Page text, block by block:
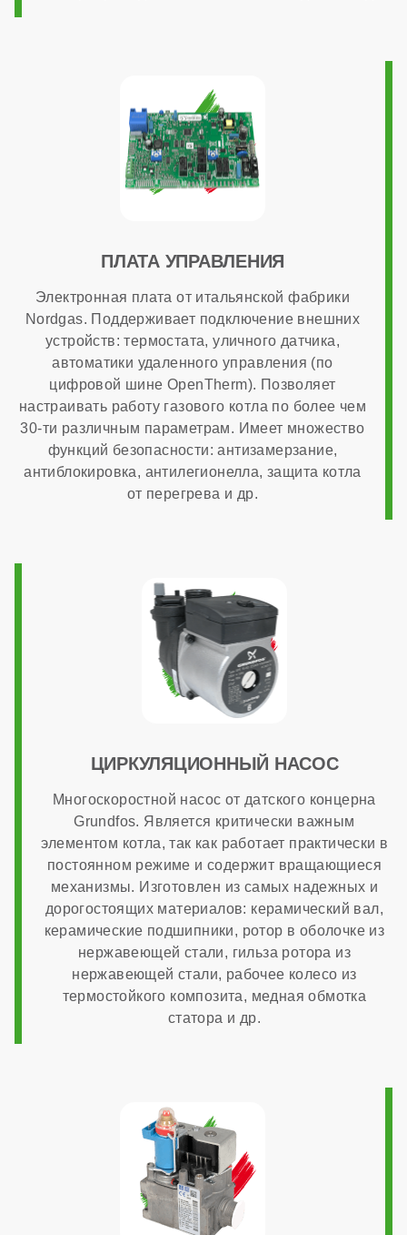
Возможность подключения комнатного термостата
есть
Дымоходная система в комплекте
нет
ОБЩАЯ ИНФОРМАЦИЯ
1:3
Максимальный расход природного газа
Страна производства
Италия
Расчетный срок службы
10 лет
7 лет
ПЛАТА УПРАВЛЕНИЯ
Электронная плата от итальянской фабрики
Nordgas. Поддерживает подключение внешних
устройств: термостата, уличного датчика,
автоматики удаленного управления (по
цифровой шине OpenTherm). Позволяет
настраивать работу газового котла по более чем
30-ти различным параметрам. Имеет множество
функций безопасности: антизамерзание,
антиблокировка, антилегионелла, защита котла
от перегрева и др.
ЦИРКУЛЯЦИОННЫЙ НАСОС
Многоскоростной насос от датского концерна
Grundfos. Является критически важным
элементом котла, так как работает практически в
постоянном режиме и содержит вращающиеся
механизмы. Изготовлен из самых надежных и
дорогостоящих материалов: керамический вал,
керамические подшипники, ротор в оболочке из
нержавеющей стали, гильза ротора из
нержавеющей стали, рабочее колесо из
термостойкого композита, медная обмотка
статора и др.